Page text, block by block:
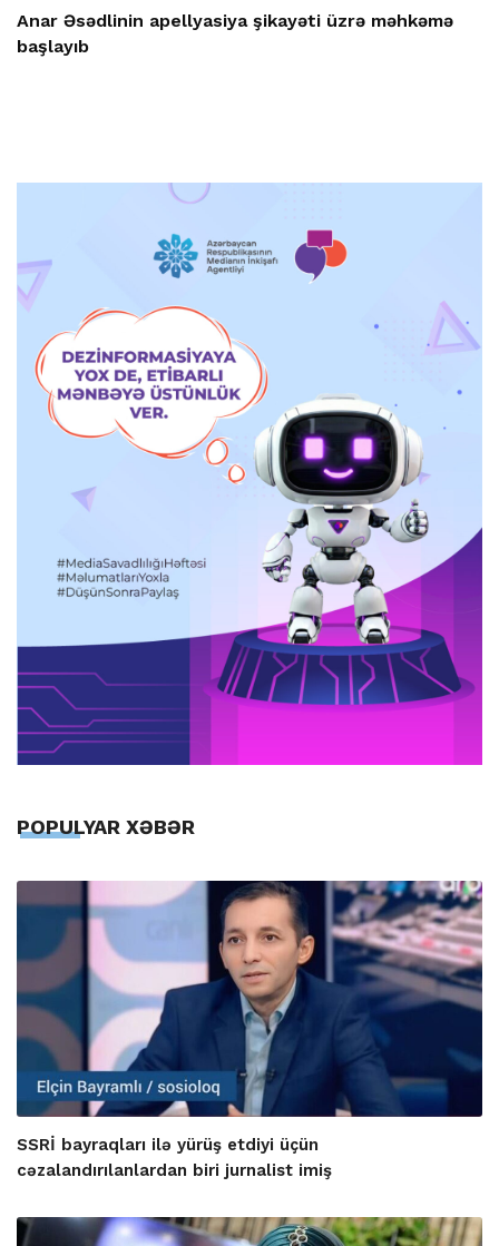
Anar Əsədlinin apellyasiya şikayəti üzrə məhkəmə
başlayıb
POPULYAR XƏBƏR
SSRİ bayraqları ilə yürüş etdiyi üçün
cəzalandırılanlardan biri jurnalist imiş